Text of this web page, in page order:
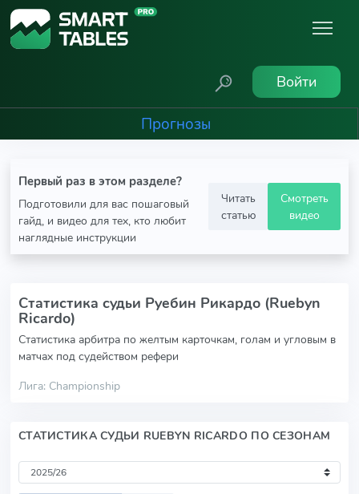
Войти
Прогнозы
Первый раз в этом разделе?
Подготовили для вас пошаговый
гайд, и видео для тех, кто любит
наглядные инструкции
Читать
статью
Смотреть
видео
Статистика судьи Руебин Рикардо (Ruebyn
Ricardo)
Статистика арбитра по желтым карточкам, голам и угловым в
матчах под судейством рефери
Лига: Championship
СТАТИСТИКА СУДЬИ RUEBYN RICARDO ПО СЕЗОНАМ